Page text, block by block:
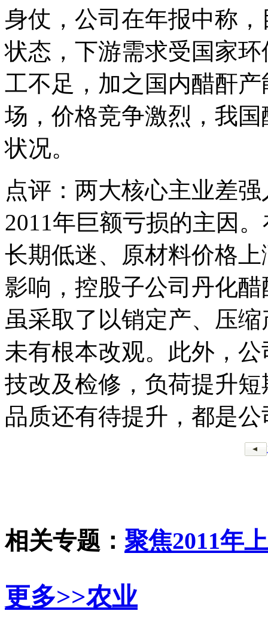
身仗，公司在年报中称
状态，下游需求受国家
工不足，加之国内醋酐
场，价格竞争激烈，我
状况。
点评：两大核心主业差
2011年巨额亏损的主因
长期低迷、原材料价格
影响，控股子公司丹化
虽采取了以销定产、压
未有根本改观。此外，
技改及检修，负荷提升
品质还有待提升，都是
相关专题： 聚焦2011年
更多>>农业